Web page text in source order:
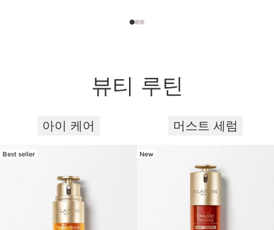
뷰티 루틴
컨텐츠로 이동하기
아이 케어
Best seller
머스트 세럼
New